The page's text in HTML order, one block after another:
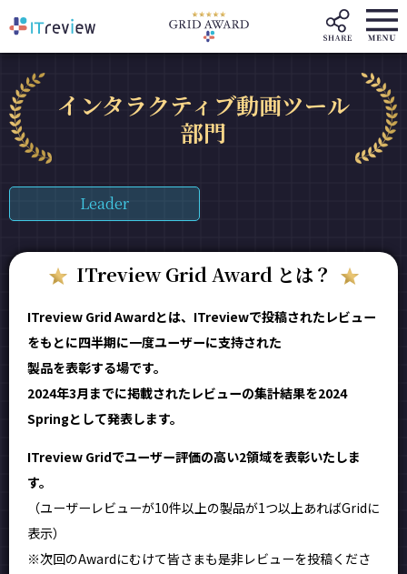
インタラクティブ動画ツール
部門
Leader
ITreview Grid Award とは？
ITreview Grid Awardとは、ITreviewで投稿されたレビュー
をもとに四半期に一度ユーザーに支持された
製品を表彰する場です。
2024年3月までに掲載されたレビューの集計結果を2024
Springとして発表します。
ITreview Gridでユーザー評価の高い2領域を表彰いたしま
す。
（ユーザーレビューが10件以上の製品が1つ以上あればGridに
表示）
※次回のAwardにむけて皆さまも是非レビューを投稿くださ